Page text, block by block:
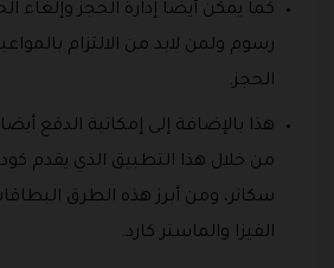
كما يمكن أيضا إدارة الحجز وإلغاء
رسوم ولمن لابد من الالتزام
الحجز.
هذا بالإضافة إلى إمكانية الدفع
من خلال هذا التطبيق الذي يقدم
سكانر، ومن أبرز هذه الطرق
الفيزا والماستر كارد.